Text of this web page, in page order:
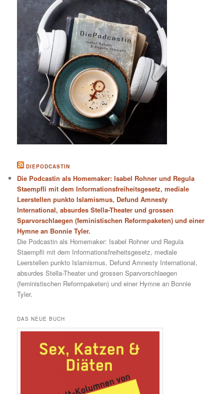
DIEPODCASTIN
Die Podcastin als Homemaker: Isabel Rohner und Regula
Staempfli mit dem Informationsfreiheitsgesetz, mediale
Leerstellen punkto Islamismus, Defund Amnesty
International, absurdes Stella-Theater und grossen
Sparvorschlaegen (feministischen Reformpaketen) und einer
Hymne an Bonnie Tyler.
Die Podcastin als Homemaker: Isabel Rohner und Regula
Staempfli mit dem Informationsfreiheitsgesetz, mediale
Leerstellen punkto Islamismus, Defund Amnesty International,
absurdes Stella-Theater und grossen Sparvorschlaegen
(feministischen Reformpaketen) und einer Hymne an Bonnie
Tyler.
DAS NEUE BUCH